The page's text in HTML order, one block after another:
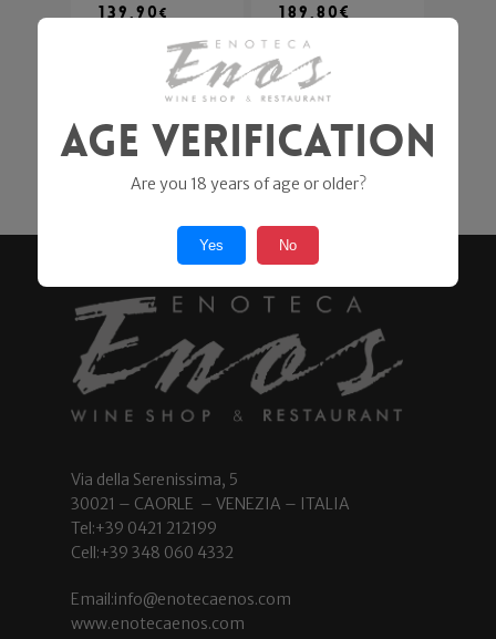
139,90€ 189,80€
Previous 2
Via della Serenissima, 5
30021 – CAORLE – VENEZIA – ITALIA
Tel:+39 0421 212199
Cell:+39 348 060 4332
Email:info@enotecaenos.com
www.enotecaenos.com
Age Verification
Are you 18 years of age or older?
Yes No